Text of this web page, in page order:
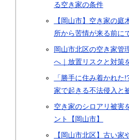
る空き家の条件
【岡山市】空き家の庭
所から苦情が来る前に
岡山市北区の空き家管
へ｜放置リスクと対策
「勝手に住み着かれた
家で起きる不法侵入と
空き家のシロアリ被害
ント【岡山市】
【岡山市北区】古い家